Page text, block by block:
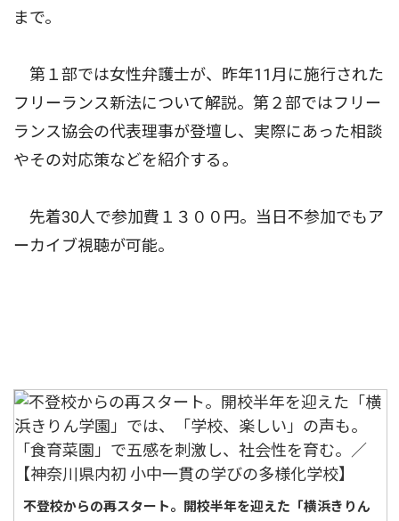
まで。
第１部では女性弁護士が、昨年11月に施行された
フリーランス新法について解説。第２部ではフリー
ランス協会の代表理事が登壇し、実際にあった相談
やその対応策などを紹介する。
先着30人で参加費１３００円。当日不参加でもア
ーカイブ視聴が可能。
不登校からの再スタート。開校半年を迎えた「横浜きりん